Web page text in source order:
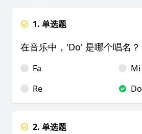
1. 单选题
在音乐中，'Do' 是哪个唱名？
Fa
Mi
Re
Do
2. 单选题